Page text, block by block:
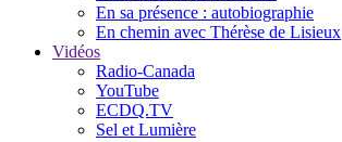
En sa présence : autobiographie
En chemin avec Thérèse de Lisieux
Vidéos
Radio-Canada
YouTube
ECDQ.TV
Sel et Lumière